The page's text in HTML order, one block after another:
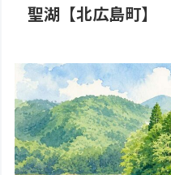
聖湖【北広島町】